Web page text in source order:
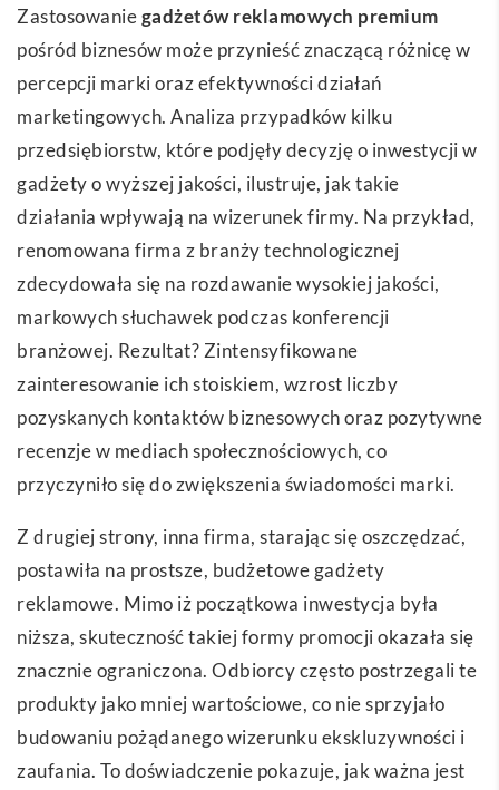
Zastosowaniegadżetów reklamowych premium
pośród biznesów może przynieść znaczącą różnicę w
percepcji marki oraz efektywności działań
marketingowych. Analiza przypadków kilku
przedsiębiorstw, które podjęły decyzję o inwestycji w
gadżety o wyższej jakości, ilustruje, jak takie
działania wpływają na wizerunek firmy. Na przykład,
renomowana firma z branży technologicznej
zdecydowała się na rozdawanie wysokiej jakości,
markowych słuchawek podczas konferencji
branżowej. Rezultat? Zintensyfikowane
zainteresowanie ich stoiskiem, wzrost liczby
pozyskanych kontaktów biznesowych oraz pozytywne
recenzje w mediach społecznościowych, co
przyczyniło się do zwiększenia świadomości marki.
Z drugiej strony, inna firma, starając się oszczędzać,
postawiła na prostsze, budżetowe gadżety
reklamowe. Mimo iż początkowa inwestycja była
niższa, skuteczność takiej formy promocji okazała się
znacznie ograniczona. Odbiorcy często postrzegali te
produkty jako mniej wartościowe, co nie sprzyjało
budowaniu pożądanego wizerunku ekskluzywności i
zaufania. To doświadczenie pokazuje, jak ważna jest